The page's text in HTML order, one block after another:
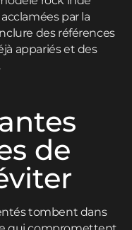
par la
des références
appariés et des
de
tombent dans